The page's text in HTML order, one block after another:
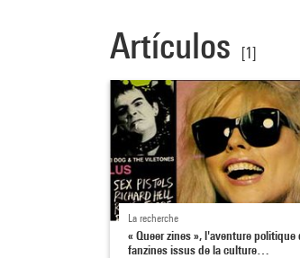
Artículos [1]
La recherche
« Queer zines », l'aventure politique
fanzines issus de la culture…